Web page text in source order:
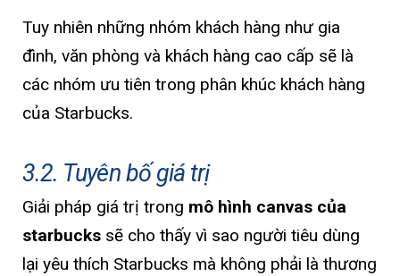
Tuy nhiên những nhóm khách hàng như gia
đình, văn phòng và khách hàng cao cấp sẽ là
các nhóm ưu tiên trong phân khúc khách hàng
của Starbucks.
3.2. Tuyên bố giá trị
Giải pháp giá trị trong mô hình canvas của
starbucks sẽ cho thấy vì sao người tiêu dùng
lại yêu thích Starbucks mà không phải là thương